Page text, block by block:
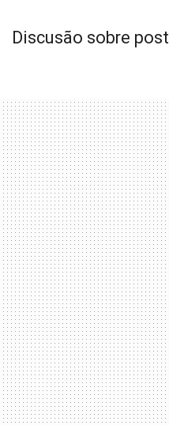
Discusão sobre post